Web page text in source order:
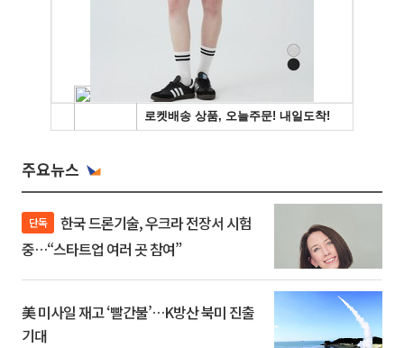
주요뉴스
단독
중…“스타트업 여러 곳 참여”
美 미사일 재고 ‘빨간불’…K방산 북미 진출
기대